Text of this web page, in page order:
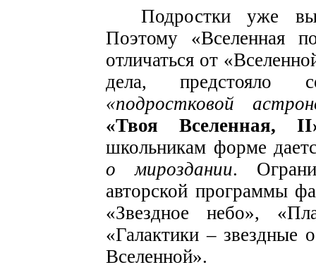
Подростки уже
Поэтому «Вселенная
отличаться от
дела, предстояло
«подростковой
«Твоя Вселенная,
школьникам форме
о мироздании.
авторской программы
«Звездное небо»,
«Галактики – звездные
Вселенной».